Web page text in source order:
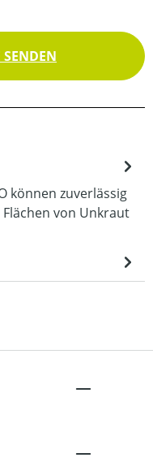
SENDEN
können zuverlässig
von Unkraut